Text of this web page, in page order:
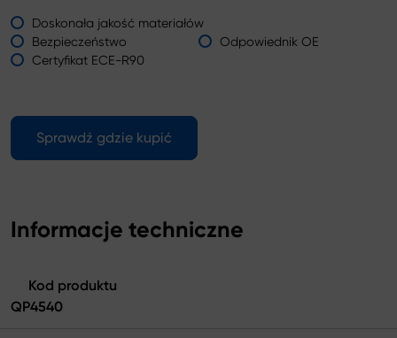
Doskonała jakość materiałów
Bezpieczeństwo
Odpowiednik OE
Certyfikat ECE-R90
Sprawdź gdzie kupić
Informacje techniczne
Kod produktu
QP4540